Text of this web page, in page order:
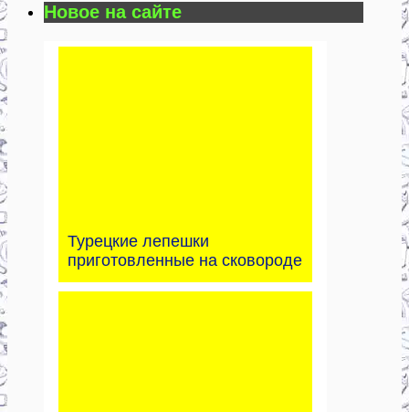
Новое на сайте
Турецкие лепешки
приготовленные на сковороде